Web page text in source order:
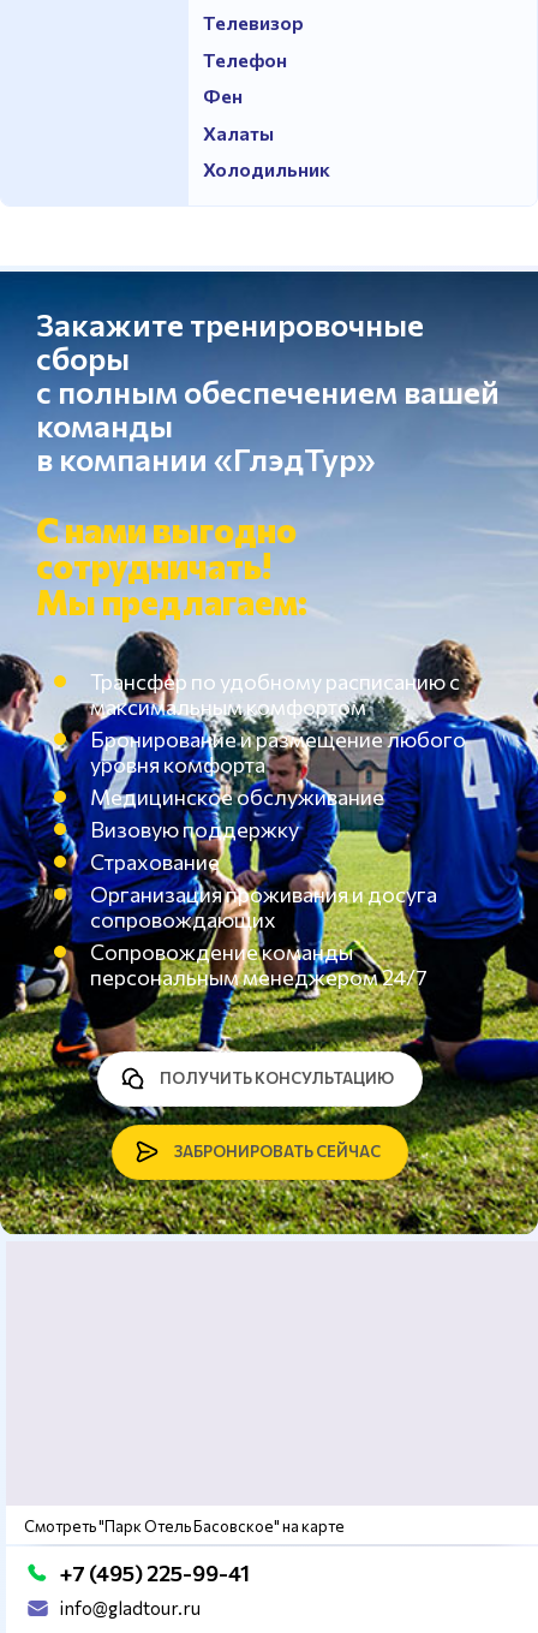
Телевизор
Телефон
Фен
Халаты
Холодильник
Закажите тренировочные
сборы
с полным обеспечением вашей
команды
в компании «ГлэдТур»
С нами выгодно
сотрудничать!
Мы предлагаем:
Трансфер по удобному расписанию с
максимальным комфортом
Бронирование и размещение любого
уровня комфорта
Медицинское обслуживание
Визовую поддержку
Страхование
Организация проживания и досуга
сопровождающих
Сопровождение команды
персональным менеджером 24/7
ЗАБРОНИРОВАТЬ СЕЙЧАС
ПОЛУЧИТЬ КОНСУЛЬТАЦИЮ
Смотреть "Парк Отель Басовское" на карте
+7 (495) 225-99-41
info@gladtour.ru